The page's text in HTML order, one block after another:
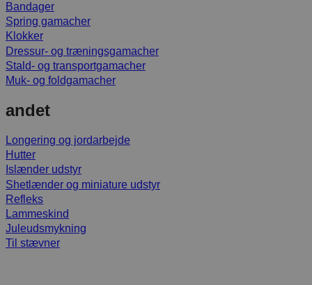
Bandager
Spring gamacher
Klokker
Dressur- og træningsgamacher
Stald- og transportgamacher
Muk- og foldgamacher
andet
Longering og jordarbejde
Hutter
Islænder udstyr
Shetlænder og miniature udstyr
Refleks
Lammeskind
Juleudsmykning
Til stævner